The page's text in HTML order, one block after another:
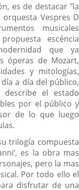
es de destacar "la
Vespres D
musicales
escéncia
que ya
óperas de Mozart,
y mitologías,
a día del público,
el estado
por el público y
de lo que luego
trilogía compuesta
es la obra mas
pero la mas
Por todo ello el
disfrutar de una